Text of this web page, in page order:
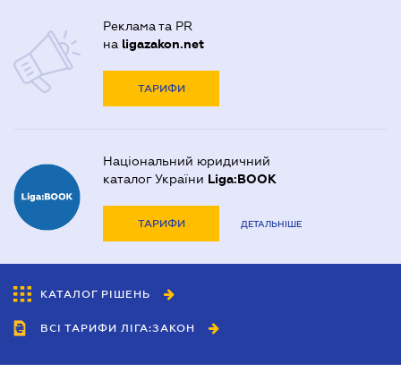
Реклама та PR
на ligazakon.net
ТАРИФИ
Національний юридичний
каталог України Liga:BOOK
ТАРИФИ ДЕТАЛЬНІШЕ
КАТАЛОГ РІШЕНЬ
ВСІ ТАРИФИ ЛІГА:ЗАКОН